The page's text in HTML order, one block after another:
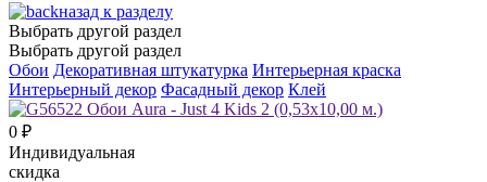
назад к разделу
Выбрать другой раздел
Выбрать другой раздел
Обои Декоративная штукатурка Интерьерная краска
Интерьерный декор Фасадный декор Клей
0 ₽
Индивидуальная
скидка